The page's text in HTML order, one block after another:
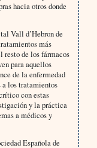
hacia otros donde
Vall d’Hebron de
más
resto de los fármacos
para aquellos
de la enfermedad
a los tratamientos
con estas
y la práctica
a médicos y
Española de